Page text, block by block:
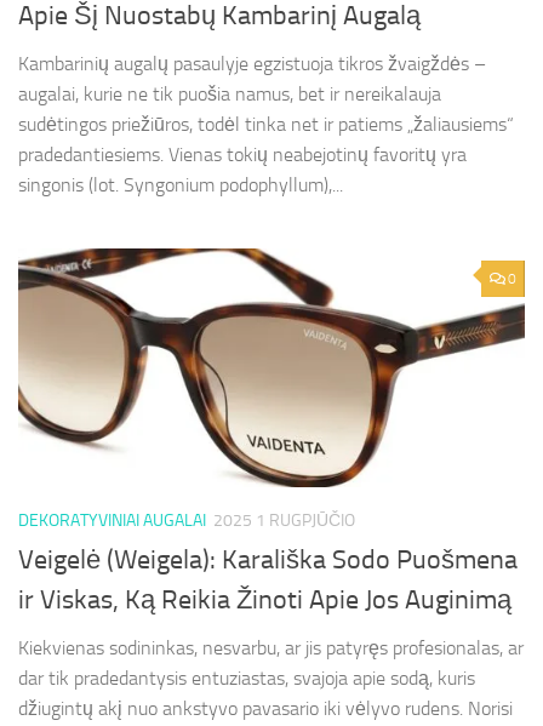
Apie Šį Nuostabų Kambarinį Augalą
Kambarinių augalų pasaulyje egzistuoja tikros žvaigždės –
augalai, kurie ne tik puošia namus, bet ir nereikalauja
sudėtingos priežiūros, todėl tinka net ir patiems „žaliausiems“
pradedantiesiems. Vienas tokių neabejotinų favoritų yra
singonis (lot. Syngonium podophyllum),...
0
DEKORATYVINIAI AUGALAI 2025 1 RUGPJŪČIO
Veigelė (Weigela): Karališka Sodo Puošmena
ir Viskas, Ką Reikia Žinoti Apie Jos Auginimą
Kiekvienas sodininkas, nesvarbu, ar jis patyręs profesionalas, ar
dar tik pradedantysis entuziastas, svajoja apie sodą, kuris
džiugintų akį nuo ankstyvo pavasario iki vėlyvo rudens. Norisi